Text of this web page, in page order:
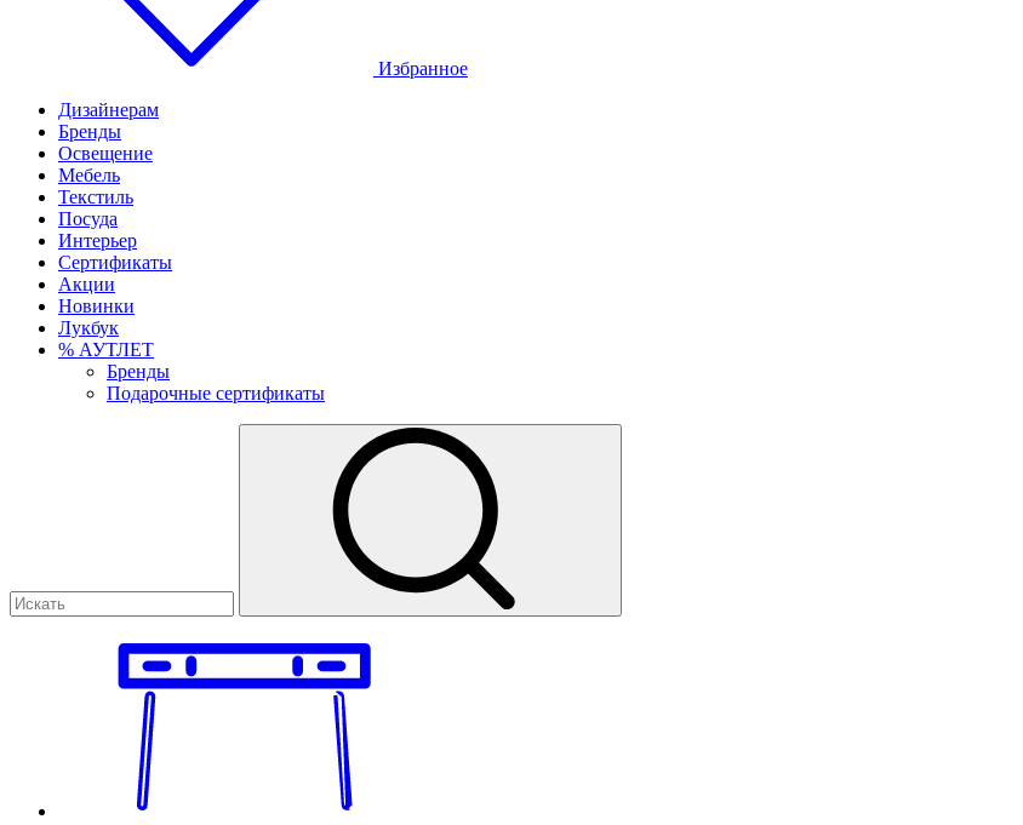
Избранное
Дизайнерам
Бренды
Освещение
Мебель
Текстиль
Посуда
Интерьер
Сертификаты
Акции
Новинки
Лукбук
% АУТЛЕТ
Бренды
Подарочные сертификаты